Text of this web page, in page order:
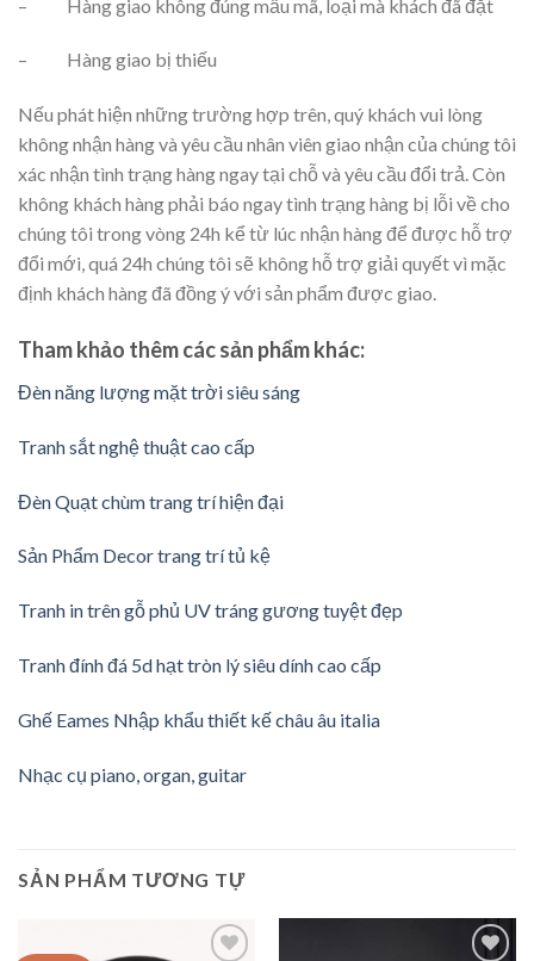
– Hàng giao không đúng mẫu mã, loại mà khách đã đặt
– Hàng giao bị thiếu
Nếu phát hiện những trường hợp trên, quý khách vui lòng
không nhận hàng và yêu cầu nhân viên giao nhận của chúng tôi
xác nhận tình trạng hàng ngay tại chỗ và yêu cầu đổi trả. Còn
không khách hàng phải báo ngay tình trạng hàng bị lỗi về cho
chúng tôi trong vòng 24h kể từ lúc nhận hàng để được hỗ trợ
đổi mới, quá 24h chúng tôi sẽ không hỗ trợ giải quyết vì mặc
định khách hàng đã đồng ý với sản phẩm được giao.
Tham khảo thêm các sản phẩm khác:
Đèn năng lượng mặt trời siêu sáng
Tranh sắt nghệ thuật cao cấp
Đèn Quạt chùm trang trí hiện đại
Sản Phẩm Decor trang trí tủ kệ
Tranh in trên gỗ phủ UV tráng gương tuyệt đẹp
Tranh đính đá 5d hạt tròn lý siêu dính cao cấp
Ghế Eames Nhập khẩu thiết kế châu âu italia
Nhạc cụ piano, organ, guitar
SẢN PHẨM TƯƠNG TỰ